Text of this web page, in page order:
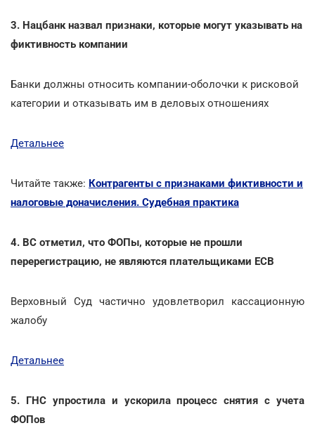
3. Нацбанк назвал признаки, которые могут указывать на
фиктивность компании
Банки должны относить компании-оболочки к рисковой
категории и отказывать им в деловых отношениях
Детальнее
Читайте также: Контрагенты с признаками фиктивности и
налоговые доначисления. Судебная практика
4. ВС отметил, что ФОПы, которые не прошли
перерегистрацию, не являются плательщиками ЕСВ
Верховный Суд частично удовлетворил кассационную
жалобу
Детальнее
5. ГНС упростила и ускорила процесс снятия с учета
ФОПов